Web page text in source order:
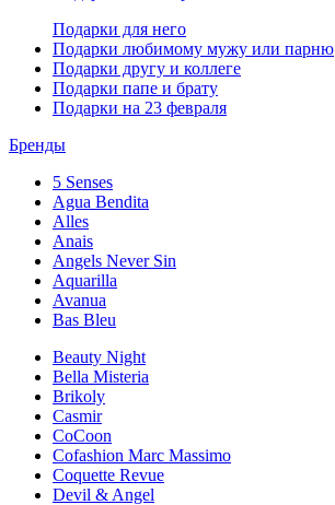
Подарки для него
Подарки любимому мужу или парню
Подарки другу и коллеге
Подарки папе и брату
Подарки на 23 февраля
Бренды
5 Senses
Agua Bendita
Alles
Anais
Angels Never Sin
Aquarilla
Avanua
Bas Bleu
Beauty Night
Bella Misteria
Brikoly
Casmir
CoCoon
Cofashion Marc Massimo
Coquette Revue
Devil & Angel